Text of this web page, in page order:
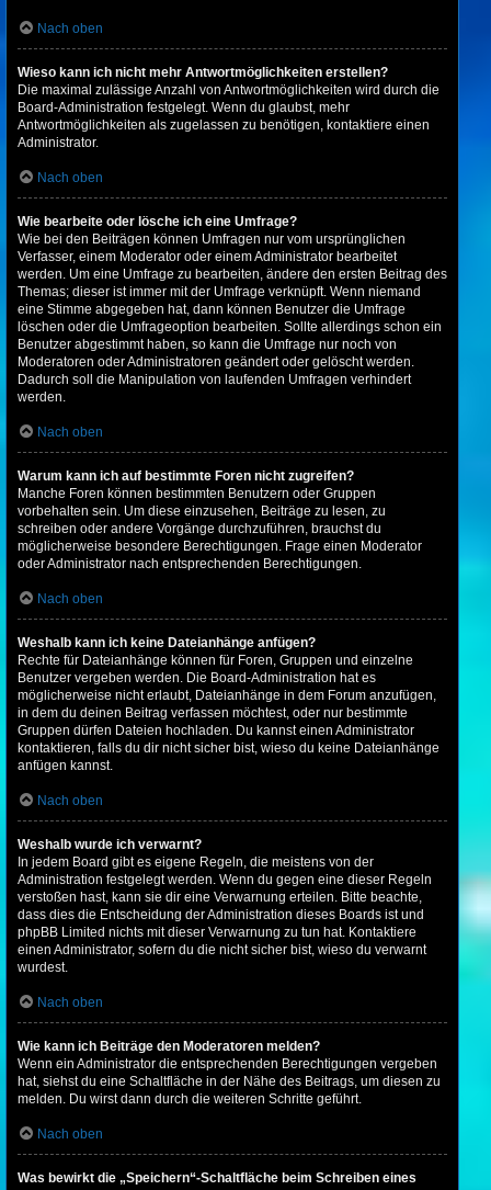
Nach oben
Wieso kann ich nicht mehr Antwortmöglichkeiten erstellen?
Die maximal zulässige Anzahl von Antwortmöglichkeiten wird durch die
Board-Administration festgelegt. Wenn du glaubst, mehr
Antwortmöglichkeiten als zugelassen zu benötigen, kontaktiere einen
Administrator.
Nach oben
Wie bearbeite oder lösche ich eine Umfrage?
Wie bei den Beiträgen können Umfragen nur vom ursprünglichen
Verfasser, einem Moderator oder einem Administrator bearbeitet
werden. Um eine Umfrage zu bearbeiten, ändere den ersten Beitrag des
Themas; dieser ist immer mit der Umfrage verknüpft. Wenn niemand
eine Stimme abgegeben hat, dann können Benutzer die Umfrage
löschen oder die Umfrageoption bearbeiten. Sollte allerdings schon ein
Benutzer abgestimmt haben, so kann die Umfrage nur noch von
Moderatoren oder Administratoren geändert oder gelöscht werden.
Dadurch soll die Manipulation von laufenden Umfragen verhindert
werden.
Nach oben
Warum kann ich auf bestimmte Foren nicht zugreifen?
Manche Foren können bestimmten Benutzern oder Gruppen
vorbehalten sein. Um diese einzusehen, Beiträge zu lesen, zu
schreiben oder andere Vorgänge durchzuführen, brauchst du
möglicherweise besondere Berechtigungen. Frage einen Moderator
oder Administrator nach entsprechenden Berechtigungen.
Nach oben
Weshalb kann ich keine Dateianhänge anfügen?
Rechte für Dateianhänge können für Foren, Gruppen und einzelne
Benutzer vergeben werden. Die Board-Administration hat es
möglicherweise nicht erlaubt, Dateianhänge in dem Forum anzufügen,
in dem du deinen Beitrag verfassen möchtest, oder nur bestimmte
Gruppen dürfen Dateien hochladen. Du kannst einen Administrator
kontaktieren, falls du dir nicht sicher bist, wieso du keine Dateianhänge
anfügen kannst.
Nach oben
Weshalb wurde ich verwarnt?
In jedem Board gibt es eigene Regeln, die meistens von der
Administration festgelegt werden. Wenn du gegen eine dieser Regeln
verstoßen hast, kann sie dir eine Verwarnung erteilen. Bitte beachte,
dass dies die Entscheidung der Administration dieses Boards ist und
phpBB Limited nichts mit dieser Verwarnung zu tun hat. Kontaktiere
einen Administrator, sofern du die nicht sicher bist, wieso du verwarnt
wurdest.
Nach oben
Wie kann ich Beiträge den Moderatoren melden?
Wenn ein Administrator die entsprechenden Berechtigungen vergeben
hat, siehst du eine Schaltfläche in der Nähe des Beitrags, um diesen zu
melden. Du wirst dann durch die weiteren Schritte geführt.
Nach oben
Was bewirkt die „Speichern“-Schaltfläche beim Schreiben eines